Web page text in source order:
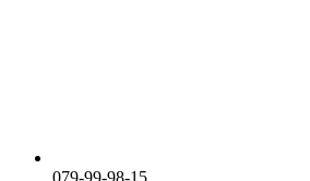
079-99-98-15